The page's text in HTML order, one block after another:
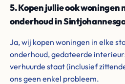
5. Kopen jullie ook
onderhoud in
Ja, wij kopen woningen in elke
onderhoud, gedateerde
verhuurde staat (inclusief
ons geen enkel probleem.